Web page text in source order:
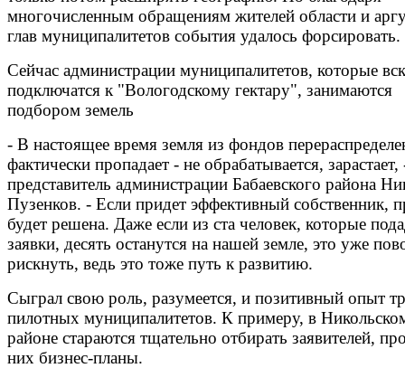
многочисленным обращениям жителей области и
глав муниципалитетов события удалось форсировать.
Сейчас администрации муниципалитетов, которые
подключатся к "Вологодскому гектару", занимаются
подбором земель
- В настоящее время земля из фондов
фактически пропадает - не обрабатывается, зарастает,
представитель администрации Бабаевского района
Пузенков. - Если придет эффективный собственник,
будет решена. Даже если из ста человек, которые
заявки, десять останутся на нашей земле, это уже
рискнуть, ведь это тоже путь к развитию.
Сыграл свою роль, разумеется, и позитивный опыт
пилотных муниципалитетов. К примеру, в
районе стараются тщательно отбирать заявителей,
них бизнес-планы.